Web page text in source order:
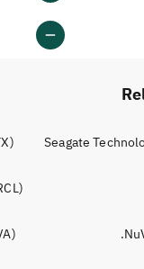
Seagate
(
(
(